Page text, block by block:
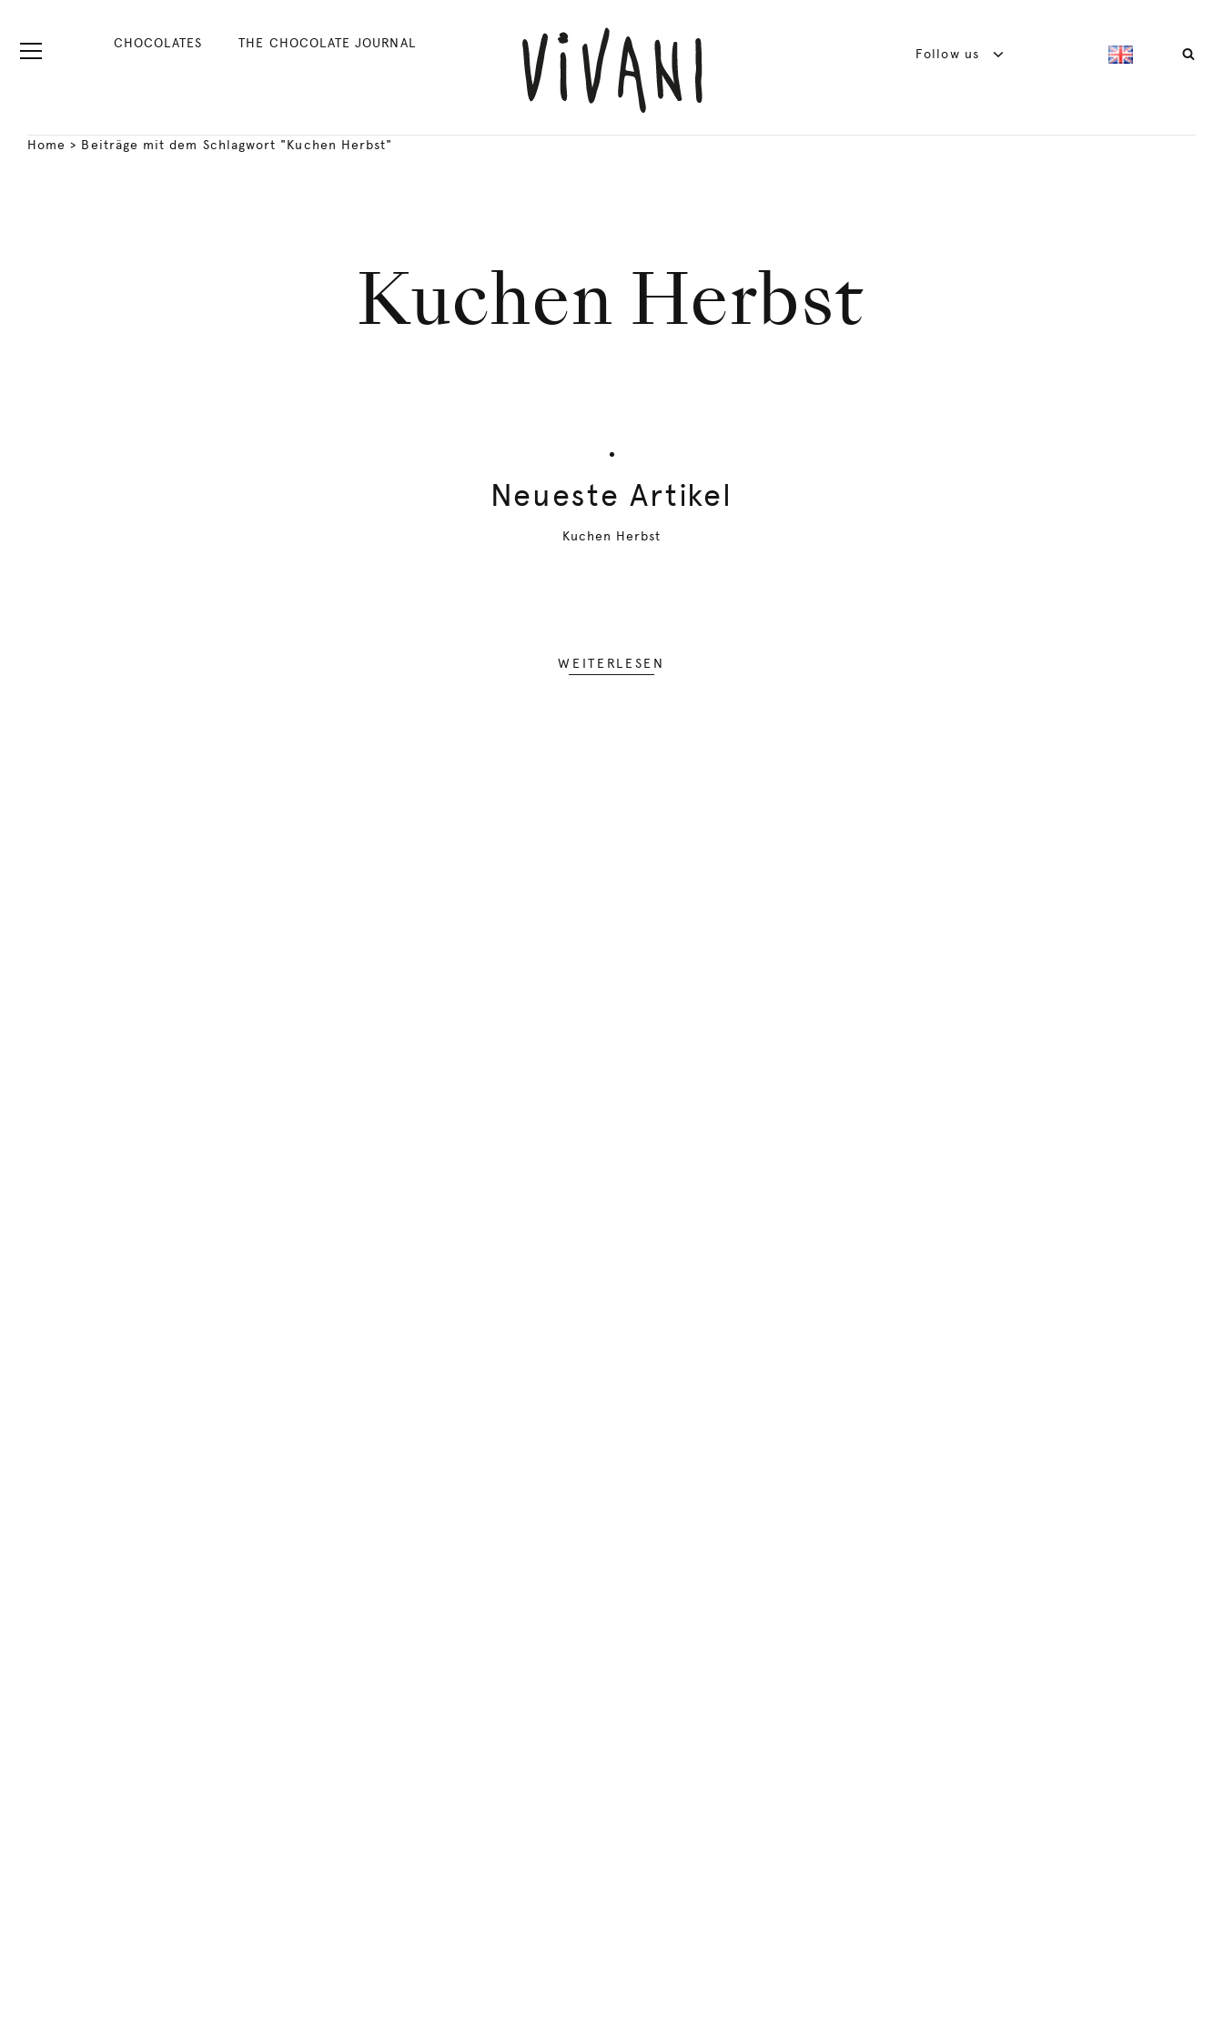
CHOCOLATES THE CHOCOLATE JOURNAL
Follow us
Home > Beiträge mit dem Schlagwort "Kuchen Herbst"
Kuchen Herbst
Neueste Artikel
Kuchen Herbst
WEITERLESEN